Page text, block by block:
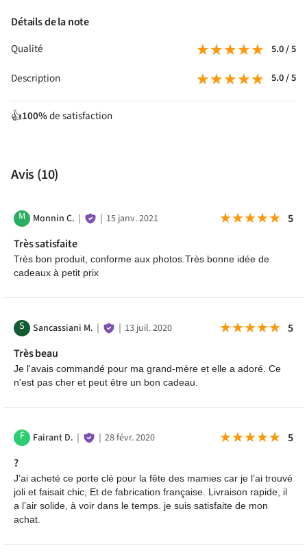
Détails de la note
Qualité
★★★★★
★★★★★ 5.0 / 5
Description ★★★★★
★★★★★ 5.0 / 5
👍100%de satisfaction
Avis (10)
M Monnin C. ｜ ｜ 15 janv. 2021 ★★★★★
★★★★★ 5
Très satisfaite
Très bon produit, conforme aux photos.Très bonne idée de
cadeaux à petit prix
S Sancassiani M. ｜ ｜ 13 juil. 2020 ★★★★★
★★★★★ 5
Très beau
Je l'avais commandé pour ma grand-mère et elle a adoré. Ce
n'est pas cher et peut être un bon cadeau.
F Fairant D. ｜ ｜ 28 févr. 2020 ★★★★★
★★★★★ 5
?
J’ai acheté ce porte clé pour la fête des mamies car je l’ai trouvé
joli et faisait chic, Et de fabrication française. Livraison rapide, il
a l’air solide, à voir dans le temps. je suis satisfaite de mon
achat.